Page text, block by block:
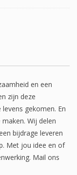
en een
zijn deze
gekomen. En
Wij delen
bijdrage leveren
Met jou idee en of
Mail ons